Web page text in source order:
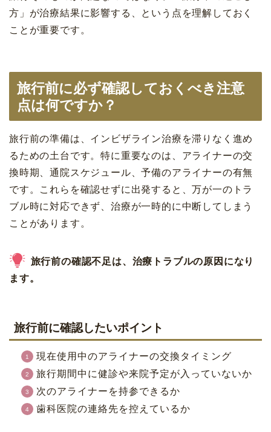
方」が治療結果に影響する、という点を理解しておく
ことが重要です。
旅行前に必ず確認しておくべき注意
点は何ですか？
旅行前の準備は、インビザライン治療を滞りなく進め
るための土台です。特に重要なのは、アライナーの交
換時期、通院スケジュール、予備のアライナーの有無
です。これらを確認せずに出発すると、万が一のトラ
ブル時に対応できず、治療が一時的に中断してしまう
ことがあります。
旅行前の確認不足は、治療トラブルの原因になり
ます。
旅行前に確認したいポイント
現在使用中のアライナーの交換タイミング
旅行期間中に健診や来院予定が入っていないか
次のアライナーを持参できるか
歯科医院の連絡先を控えているか